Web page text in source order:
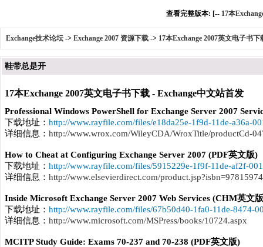
查看完整版本: [-- 17本
Exchange技术论坛 -> Exchange 2007 资源下载 -> 17本Exchange 2007英文电子书
鞋带总是开
17本Exchange 2007英文电子书下载 - Exchange中文站首发
Professional Windows PowerShell for Exchange Server 2007
下载地址： http://www.rayfile.com/files/e18da25e-1f9d-11de-a36a-
详细信息： http://www.wrox.com/WileyCDA/WroxTitle/productCd-
How to Cheat at Configuring Exchange Server 2007 (PDF英文版)
下载地址： http://www.rayfile.com/files/5915229e-1f9f-11de-af2f-
详细信息： http://www.elsevierdirect.com/
Inside Microsoft Exchange Server 2007 Web Services (CHM英文
下载地址： http://www.rayfile.com/files/67b50d40-1fa0-11de-8474-
详细信息： http://www.microsoft.com/MSPress/books/10724.aspx
MCITP Study Guide: Exams 70-237 and 70-238 (PDF英文版)